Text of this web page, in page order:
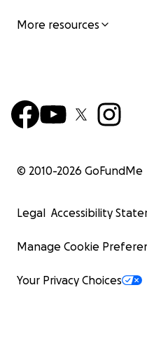
More resources
© 2010-2026 GoFundMe
Legal Accessibility
Manage Cookie
Your Privacy Choices